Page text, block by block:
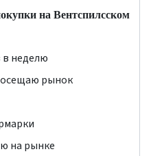
на Вентспилсском
в неделю
рынок
на рынке